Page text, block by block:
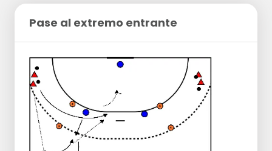
Pase al extremo entrante